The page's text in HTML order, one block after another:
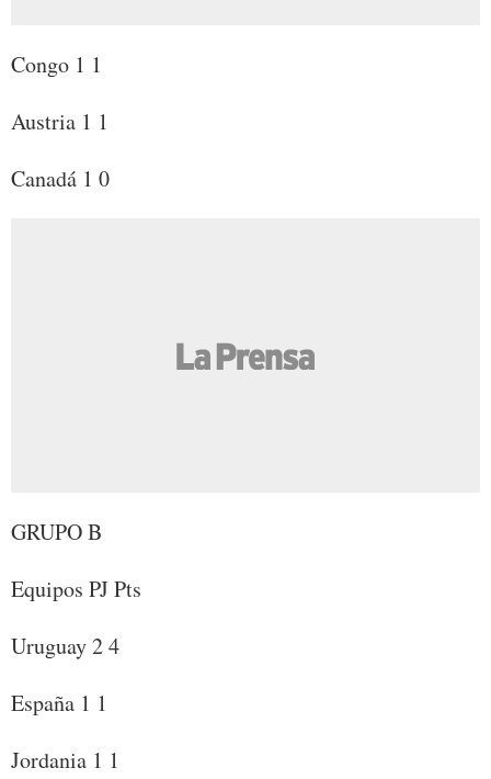
Congo 1 1
Austria 1 1
Canadá 1 0
GRUPO B
Equipos PJ Pts
Uruguay 2 4
España 1 1
Jordania 1 1